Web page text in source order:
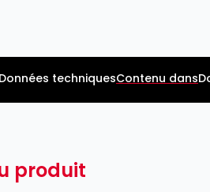
Données techniquesContenu dans
produit